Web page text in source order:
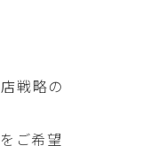
戦略の
ご希望